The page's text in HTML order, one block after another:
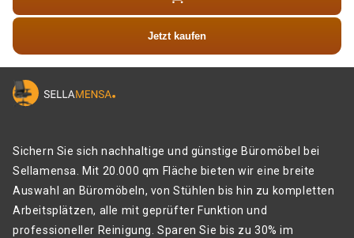
Jetzt kaufen
Sichern Sie sich nachhaltige und günstige Büromöbel bei
Sellamensa. Mit 20.000 qm Fläche bieten wir eine breite
Auswahl an Büromöbeln, von Stühlen bis hin zu kompletten
Arbeitsplätzen, alle mit geprüfter Funktion und
professioneller Reinigung. Sparen Sie bis zu 30% im